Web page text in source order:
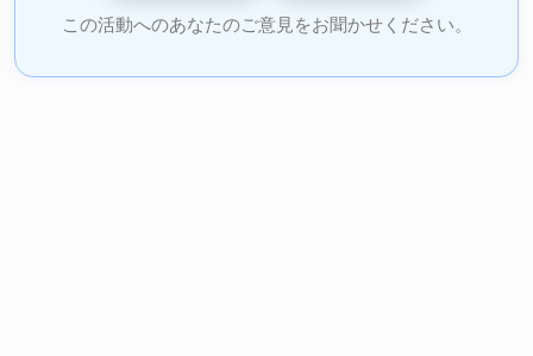
この活動へのあなたのご意見をお聞かせください。